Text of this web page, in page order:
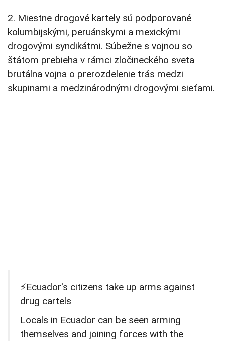
2. Miestne drogové kartely sú podporované
kolumbijskými, peruánskymi a mexickými
drogovými syndikátmi. Súbežne s vojnou so
štátom prebieha v rámci zločineckého sveta
brutálna vojna o prerozdelenie trás medzi
skupinami a medzinárodnými drogovými sieťami.
⚡Ecuador's citizens take up arms against
drug cartels
Locals in Ecuador can be seen arming
themselves and joining forces with the